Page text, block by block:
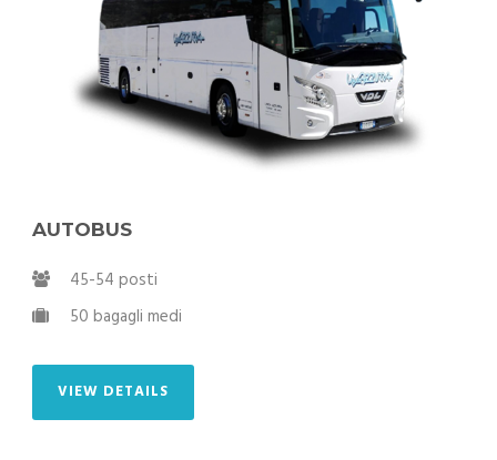
AUTOBUS
45-54 posti
50 bagagli medi
VIEW DETAILS